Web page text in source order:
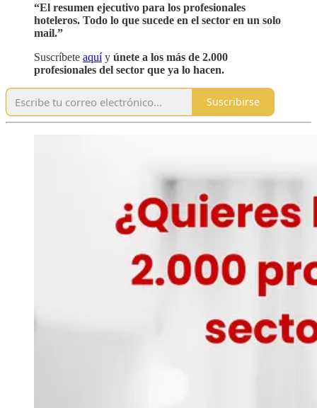
“El resumen ejecutivo para los profesionales
hoteleros. Todo lo que sucede en el sector en un solo
mail.”
Suscríbete aquíy únete a los más de 2.000
profesionales del sector que ya lo hacen.
Suscribirse